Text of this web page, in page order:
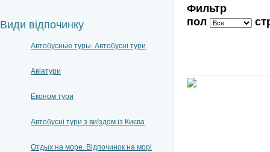
Фильтр
пол
Види відпочинку
Автобусные туры. Автобусні тури
Авіатури
Економ тури
Автобусні тури з виїздом із Києва
Отдых на море. Відпочинок на морі